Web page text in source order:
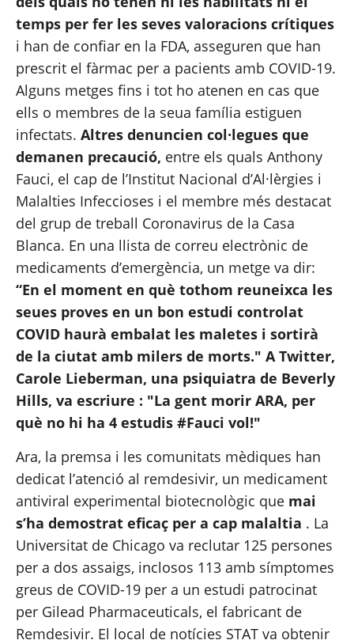
temps per fer les seves valoracions crítiques
i han de confiar en la FDA, asseguren que han
prescrit el fàrmac per a pacients amb COVID-19.
Alguns metges fins i tot ho atenen en cas que
ells o membres de la seua família estiguen
infectats. Altres denuncien col·legues que
demanen precaució, entre els quals Anthony
Fauci, el cap de l’Institut Nacional d’Al·lèrgies i
Malalties Infeccioses i el membre més destacat
del grup de treball Coronavirus de la Casa
Blanca. En una llista de correu electrònic de
“En el moment en què tothom reuneixca les
seues proves en un bon estudi controlat
COVID haurà embalat les maletes i sortirà
de la ciutat amb milers de morts." A Twitter,
Carole Lieberman, una psiquiatra de Beverly
Hills, va escriure : "La gent morir ARA, per
què no hi ha 4 estudis #Fauci vol!"
Ara, la premsa i les comunitats mèdiques han
dedicat l’atenció al remdesivir, un medicament
antiviral experimental biotecnològic que mai
s’ha demostrat eficaç per a cap malaltia . La
Universitat de Chicago va reclutar 125 persones
per a dos assaigs, inclosos 113 amb símptomes
greus de COVID-19 per a un estudi patrocinat
per Gilead Pharmaceuticals, el fabricant de
Remdesivir. El local de notícies STAT va obtenir